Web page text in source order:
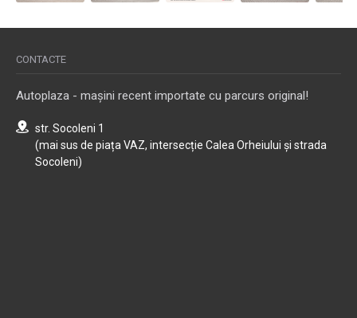
CONTACTE
Autoplaza - mașini recent importate cu parcurs original!
str. Socoleni 1
(mai sus de piața VAZ, intersecție Calea Orheiului și strada
Socoleni)